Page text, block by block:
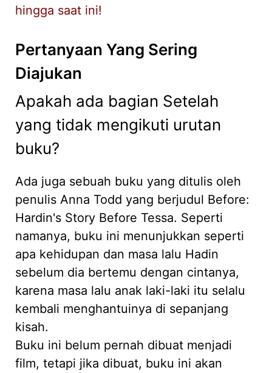
hingga saat ini!
Pertanyaan Yang Sering
Diajukan
Apakah ada bagian Setelah
yang tidak mengikuti urutan
buku?
Ada juga sebuah buku yang ditulis oleh
penulis Anna Todd yang berjudul Before:
Hardin's Story Before Tessa. Seperti
namanya, buku ini menunjukkan seperti
apa kehidupan dan masa lalu Hadin
sebelum dia bertemu dengan cintanya,
karena masa lalu anak laki-laki itu selalu
kembali menghantuinya di sepanjang
kisah.
Buku ini belum pernah dibuat menjadi
film, tetapi jika dibuat, buku ini akan